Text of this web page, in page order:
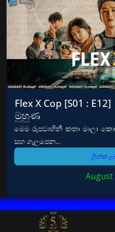
Flex X Cop [S01 :
මුහුණ
මෙම රුපවාහිනී කතා මාලා
සහ ගැලපෙන...
ලින්ක්
August